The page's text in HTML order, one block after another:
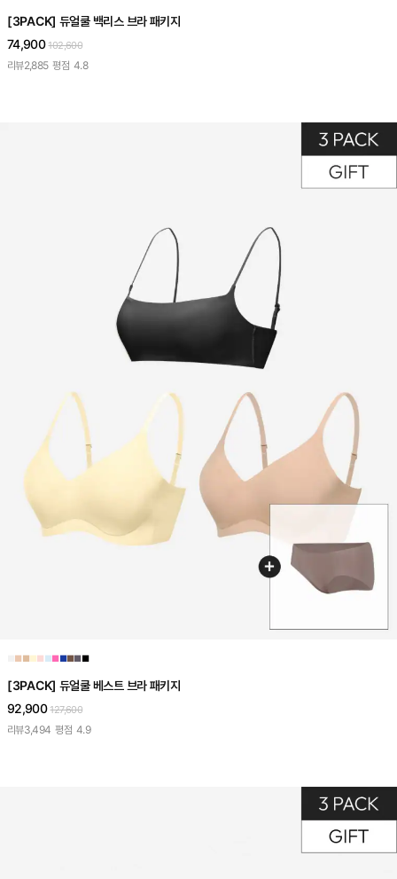
[3PACK] 듀얼쿨 백리스 브라 패키지
74,900 102,600
리뷰2,885 평점 4.8
■■■■■■■■■■
[3PACK] 듀얼쿨 베스트 브라 패키지
92,900 127,600
리뷰3,494 평점 4.9